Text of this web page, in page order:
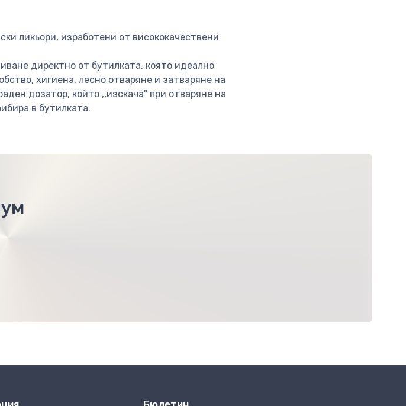
ликьори, изработени от висококачествени
директно от бутилката, която идеално
хигиена, лесно отваряне и затваряне на
дозатор, който ,,изскача'' при отваряне на
в бутилката.